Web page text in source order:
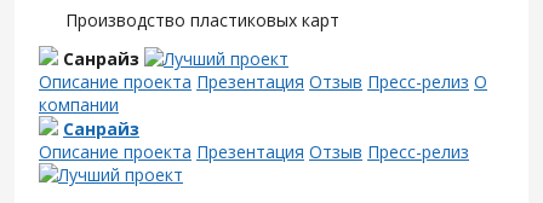
Производство пластиковых карт
Санрайз
Описание проекта Презентация Отзыв Пресс-релиз О
компании
Санрайз
Описание проекта Презентация Отзыв Пресс-релиз